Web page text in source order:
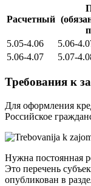
Расчетный
5.05-4.06
5.06-
5.06-4.07
5.07-
Требования к
Для оформления
Российское
Нужна постоянная
Это перечень
опубликован в